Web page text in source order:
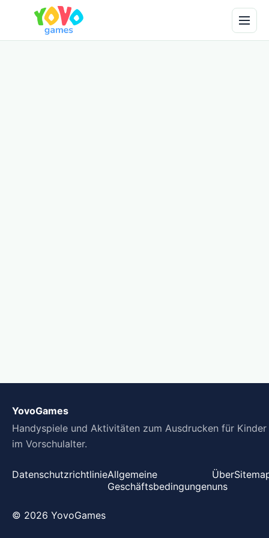
YovoGames
Handyspiele und Aktivitäten zum Ausdrucken für Kinder
im Vorschulalter.
DatenschutzrichtlinieAllgemeine
Geschäftsbedingungen
Über
uns
© 2026 YovoGames